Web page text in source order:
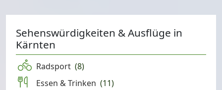
Sehenswürdigkeiten & Ausflüge in
Kärnten
Radsport (8)
Essen & Trinken (11)